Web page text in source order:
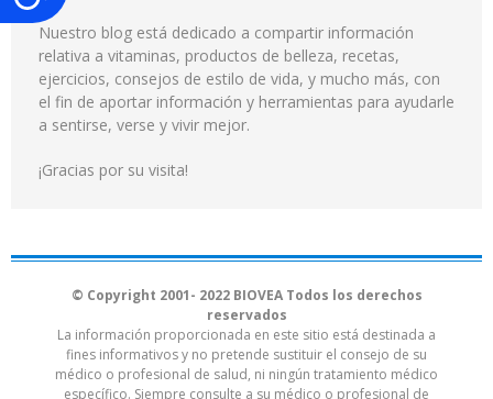
Nuestro blog está dedicado a compartir información
relativa a vitaminas, productos de belleza, recetas,
ejercicios, consejos de estilo de vida, y mucho más, con
el fin de aportar información y herramientas para ayudarle
a sentirse, verse y vivir mejor.
¡Gracias por su visita!
© Copyright 2001- 2022 BIOVEA Todos los derechos
reservados
La información proporcionada en este sitio está destinada a
fines informativos y no pretende sustituir el consejo de su
médico o profesional de salud, ni ningún tratamiento médico
específico. Siempre consulte a su médico o profesional de